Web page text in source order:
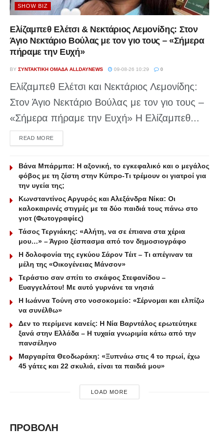
SHOW BIZ
Ελίζαμπεθ Ελέτσι & Νεκτάριος Λεμονίδης: Στον
Άγιο Νεκτάριο Βούλας με τον γιο τους – «Σήμερα
πήραμε την Ευχή»
BY ΣΥΝΤΑΚΤΙΚΉ ΟΜΆΔΑ ALLDAYNEWS 09-08-26 10:29 0
Ελίζαμπεθ Ελέτσι και Νεκτάριος Λεμονίδης:
Στον Άγιο Νεκτάριο Βούλας με τον γιο τους –
«Σήμερα πήραμε την Ευχή» Η Ελίζαμπεθ...
READ MOREDETAILS
Βάνα Μπάρμπα: Η αξονική, το εγκεφαλικό και ο μεγάλος
φόβος με τη ζέστη στην Κύπρο-Τι τρέμουν οι γιατροί για
την υγεία της;
Κωνσταντίνος Αργυρός και Αλεξάνδρα Νίκα: Οι
καλοκαιρινές στιγμές με τα δύο παιδιά τους πάνω στο
γιοτ (Φωτογραφίες)
Τάσος Τεργιάκης: «Αλήτη, να σε έπιανα στα χέρια
μου…» – Άγριο ξέσπασμα από τον δημοσιογράφο
Η δολοφονία της εγκύου Σάρον Τέιτ – Τι απέγιναν τα
μέλη της «Οικογένειας Μάνσον»
Τεράστιο σαν σπίτι το σκάφος Στεφανίδου –
Ευαγγελάτου! Με αυτό γυρνάνε τα νησιά
Η Ιωάννα Τούνη στο νοσοκομείο: «Σέρνομαι και ελπίζω
να συνέλθω»
Δεν το περίμενε κανείς: Η Νία Βαρντάλος ερωτεύτηκε
ξανά στην Ελλάδα – Η τυχαία γνωριμία κάτω από την
πανσέληνο
Μαργαρίτα Θεοδωράκη: «Ξυπνάω στις 4 το πρωί, έχω
45 γάτες και 22 σκυλιά, είναι τα παιδιά μου»
LOAD MORE
ΠΡΟΒΟΛΗ